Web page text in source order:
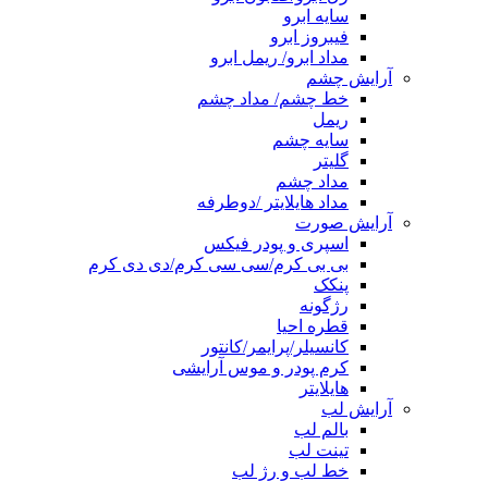
سایه ابرو
فیبروز ابرو
مداد ابرو/ ریمل ابرو
آرایش چشم
خط چشم/ مداد چشم
ریمل
سایه چشم
گلیتر
مداد چشم
مداد هایلایتر /دوطرفه
آرایش صورت
اسپری و پودر فیکس
بی بی کرم/سی سی کرم/دی دی کرم
پنکک
رژگونه
قطره احیا
کانسیلر/پرایمر/کانتور
کرم پودر و موس آرایشی
هایلایتر
آرایش لب
بالم لب
تینت لب
خط لب و رژ لب